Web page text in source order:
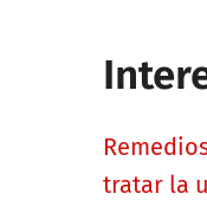
tratar la